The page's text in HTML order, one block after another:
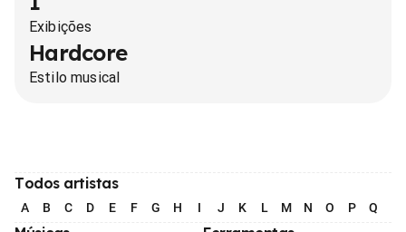
Exibições
Hardcore
Estilo musical
Todos artistas
A B C D E F G H I J K L M N O P Q